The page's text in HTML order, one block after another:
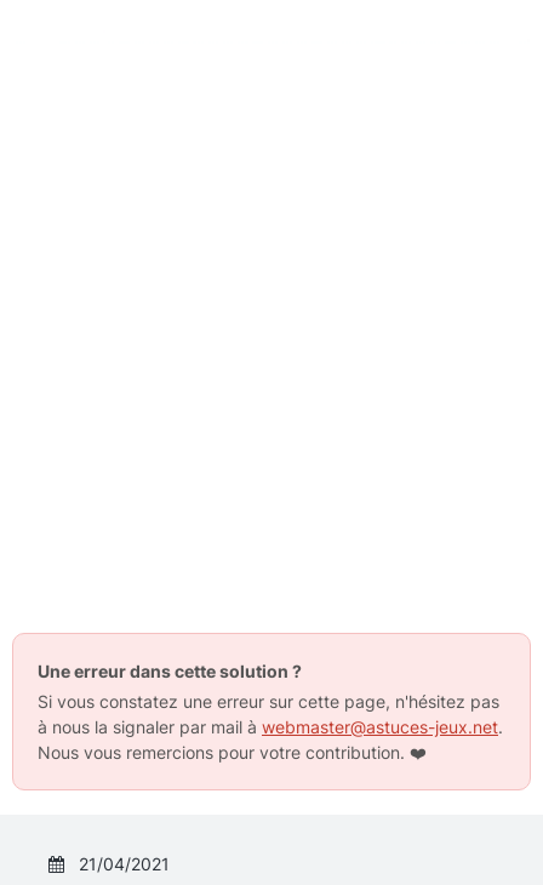
Une erreur dans cette solution ?
Si vous constatez une erreur sur cette page, n'hésitez pas
à nous la signaler par mail à webmaster@astuces-jeux.net.
Nous vous remercions pour votre contribution. ❤️
21/04/2021